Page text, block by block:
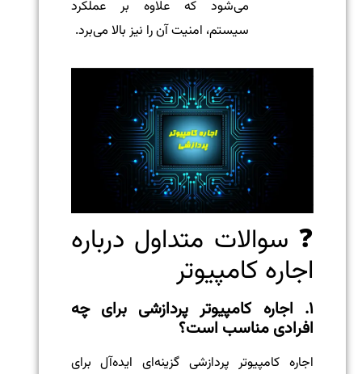
می‌شود که علاوه بر عملکرد
سیستم، امنیت آن را نیز بالا می‌برد.
❓ سوالات متداول درباره
اجاره کامپیوتر
۱. اجاره کامپیوتر پردازشی برای چه
افرادی مناسب است؟
اجاره کامپیوتر پردازشی گزینه‌ای ایده‌آل برای